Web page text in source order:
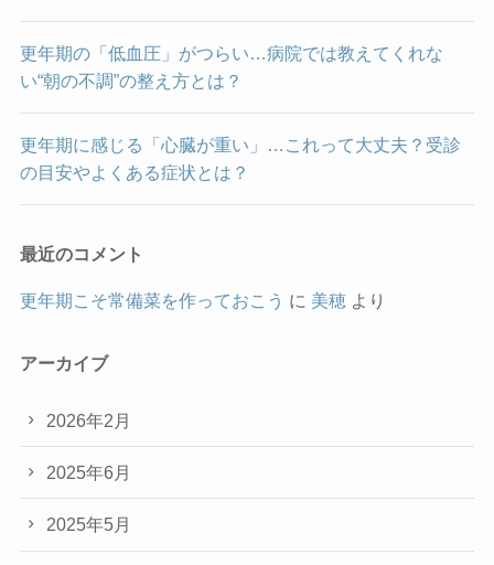
更年期の「低血圧」がつらい…病院では教えてくれな
い“朝の不調”の整え方とは？
更年期に感じる「心臓が重い」…これって大丈夫？受診
の目安やよくある症状とは？
最近のコメント
更年期こそ常備菜を作っておこう に 美穂より
アーカイブ
2026年2月
2025年6月
2025年5月